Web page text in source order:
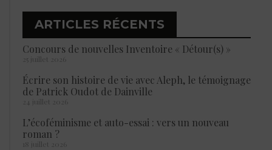
ARTICLES RÉCENTS
Concours de nouvelles Inventoire « Détour(s) »
25 juillet 2026
Écrire son histoire de vie avec Aleph, le témoignage
de Patrick Oudot de Dainville
24 juillet 2026
L’écoféminisme et auto-essai : vers un nouveau
roman ?
18 juillet 2026